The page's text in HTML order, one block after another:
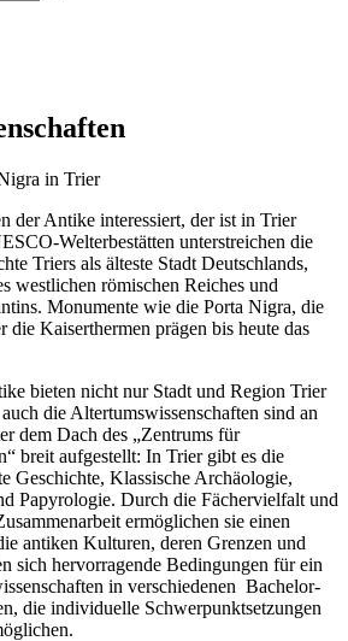
der Antike interessiert, der ist in Trier
Welterbestätten unterstreichen die
Triers als älteste Stadt Deutschlands,
westlichen römischen Reiches und
Monumente wie die Porta Nigra, die
Kaiserthermen prägen bis heute das
bieten nicht nur Stadt und Region Trier
die Altertumswissenschaften sind an
dem Dach des „Zentrums für
breit aufgestellt: In Trier gibt es die
Geschichte, Klassische Archäologie,
Papyrologie. Durch die Fächervielfalt und
ermöglichen sie einen
antiken Kulturen, deren Grenzen und
sich hervorragende Bedingungen für ein
in verschiedenen Bachelor-
die individuelle Schwerpunktsetzungen